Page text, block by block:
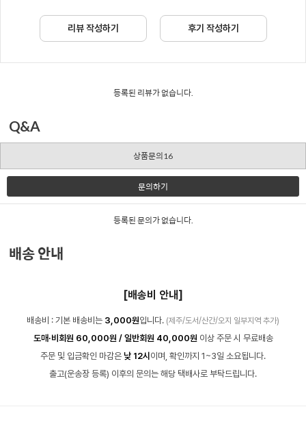
리뷰 작성하기 후기 작성하기
등록된 리뷰가 없습니다.
Q&A
상품문의16
문의하기
등록된 문의가 없습니다.
배송 안내
[배송비 안내]
배송비 : 기본 배송비는 3,000원입니다. (제주/도서/산간/오지 일부지역 추가)
도매·비회원 60,000원 / 일반회원 40,000원 이상 주문 시 무료배송
주문 및 입금확인 마감은 낮 12시 이며, 확인까지 1~3일 소요됩니다.
출고(운송장 등록) 이후의 문의는 해당 택배사로 부탁드립니다.